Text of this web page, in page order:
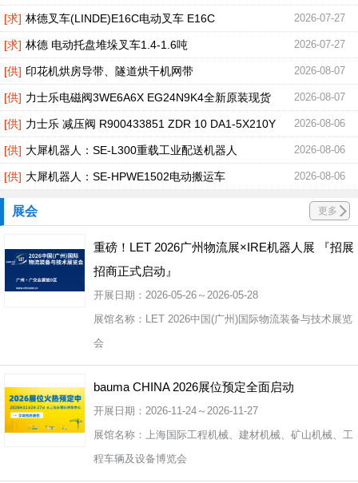
[求] 林德叉车(LINDE)E16C电动叉车 E16C 2026-07-27
[求] 林德 电动托盘堆垛叉车1.4-1.6吨 2026-07-27
[供] 印花机烘房导带、隧道烘干机网带 2026-08-07
[供] 力士乐电磁阀3WE6A6X EG24N9K4全新原装现货 2026-08-07
[供] 力士乐 减压阀 R900433851 ZDR 10 DA1-5X210Y 2026-08-06
[供] 大犀机器人：SE-L300重载工业配送机器人 2026-08-06
[供] 大犀机器人：SE-HPWE1502电动搬运车 2026-08-06
展会 更多
重磅！LET 2026广州物流展×IRE机器人展 『招展
招商正式启动』
开展日期：2026-05-26～2026-05-28
展馆名称：LET 2026中国(广州)国际物流装备与技术展览
会
bauma CHINA 2026展位预定全面启动
开展日期：2026-11-24～2026-11-27
展馆名称：上海国际工程机械、建材机械、矿山机械、工
程车辆及设备博览会